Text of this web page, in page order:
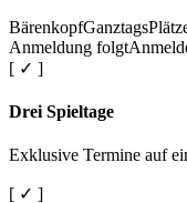
BärenkopfGanztags
Anmeldung folgt
[ ✓ ]
Drei Spieltage
Exklusive Termine auf
[ ✓ ]